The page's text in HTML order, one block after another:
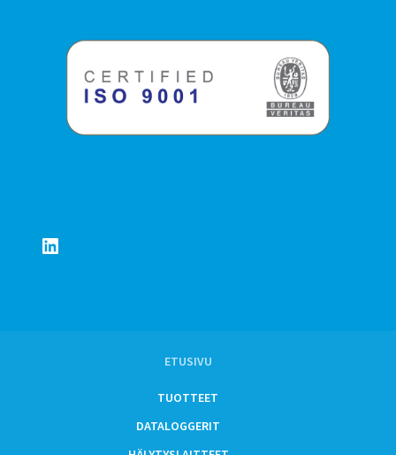
LinkedIn
ETUSIVU
TUOTTEET
DATALOGGERIT